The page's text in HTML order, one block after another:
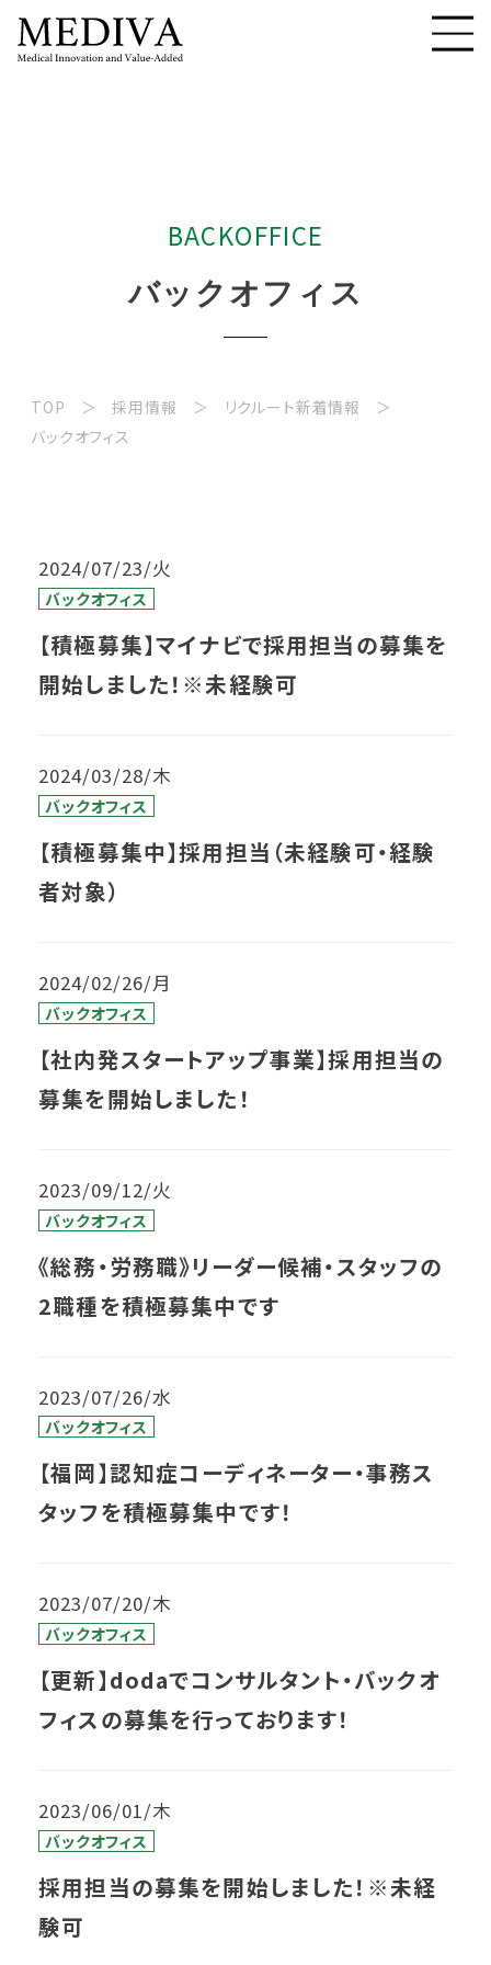
BACKOFFICE
バッ ク オ フ ィ ス
TOP 採用情報
リクルート新着情報
バックオフィス
2024/07/23/火
バックオフィス
【積極募集】マイナビで採用担当の募集を
開始しました！※未経験可
2024/03/28/木
バックオフィス
【積極募集中】採用担当（未経験可・経験
者対象）
2024/02/26/月
バックオフィス
【社内発スタートアップ事業】採用担当の
募集を開始しました！
2023/09/12/火
バックオフィス
《総務・労務職》リーダー候補・スタッフの
2職種を積極募集中です
2023/07/26/水
バックオフィス
【福岡】認知症コーディネーター・事務ス
タッフを積極募集中です！
2023/07/20/木
バックオフィス
【更新】dodaでコンサルタント・バックオ
フィスの募集を行っております！
2023/06/01/木
バックオフィス
採用担当の募集を開始しました！※未経
験可